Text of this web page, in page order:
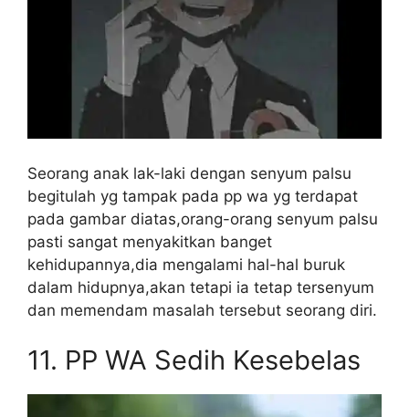
Seorang anak lak-laki dengan senyum palsu
begitulah yg tampak pada pp wa yg terdapat
pada gambar diatas,orang-orang senyum palsu
pasti sangat menyakitkan banget
kehidupannya,dia mengalami hal-hal buruk
dalam hidupnya,akan tetapi ia tetap tersenyum
dan memendam masalah tersebut seorang diri.
11. PP WA Sedih Kesebelas